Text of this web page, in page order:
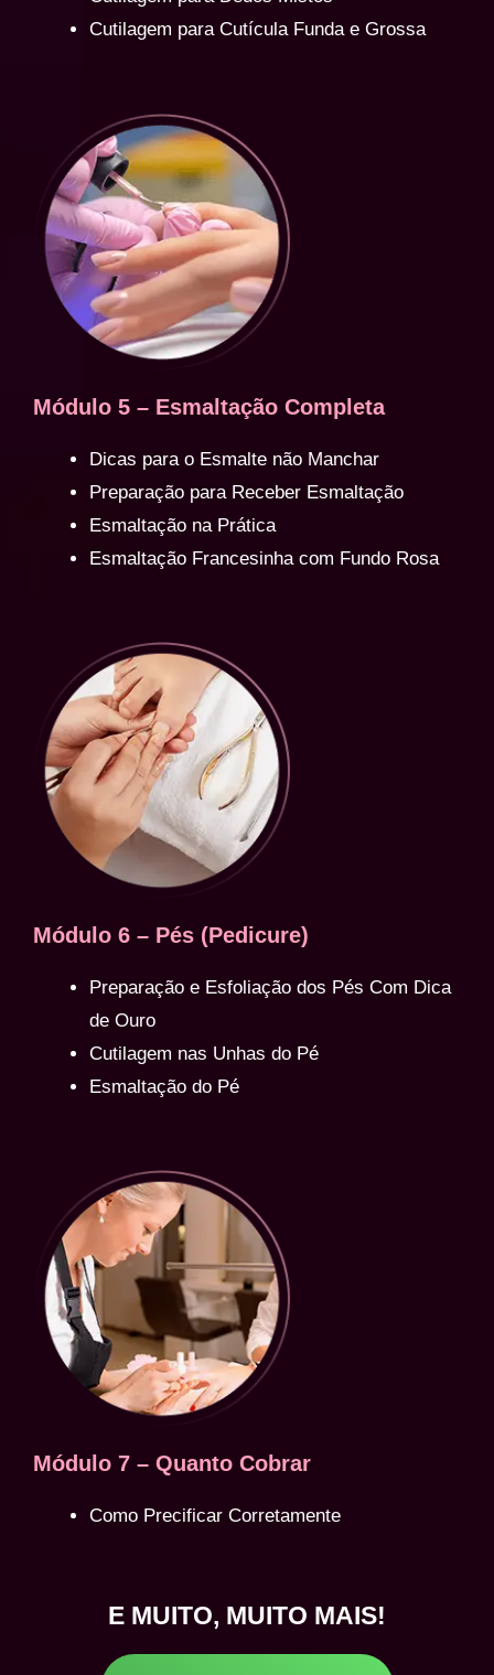
Cutilagem para Cutícula Funda e Grossa
Módulo 5 – Esmaltação Completa
Dicas para o Esmalte não Manchar
Preparação para Receber Esmaltação
Esmaltação na Prática
Esmaltação Francesinha com Fundo Rosa
Módulo 6 – Pés (Pedicure)
Preparação e Esfoliação dos Pés Com Dica
de Ouro
Cutilagem nas Unhas do Pé
Esmaltação do Pé
Módulo 7 – Quanto Cobrar
Como Precificar Corretamente
E MUITO, MUITO MAIS!